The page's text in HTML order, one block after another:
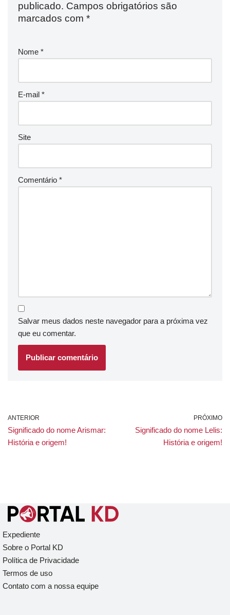
publicado. Campos obrigatórios são
marcados com *
Nome *
E-mail *
Site
Comentário *
Salvar meus dados neste navegador para a próxima vez
que eu comentar.
ANTERIOR
Significado do nome Arismar:
História e origem!
PRÓXIMO
Significado do nome Lelis:
História e origem!
Expediente
Sobre o Portal KD
Política de Privacidade
Termos de uso
Contato com a nossa equipe